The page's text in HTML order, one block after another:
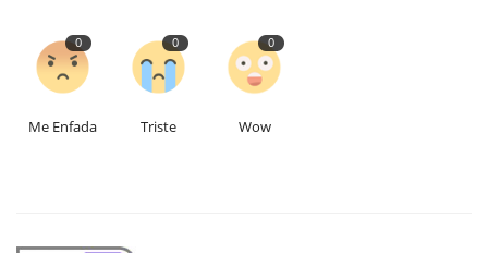
0
Me Enfada
0
Triste
0
Wow